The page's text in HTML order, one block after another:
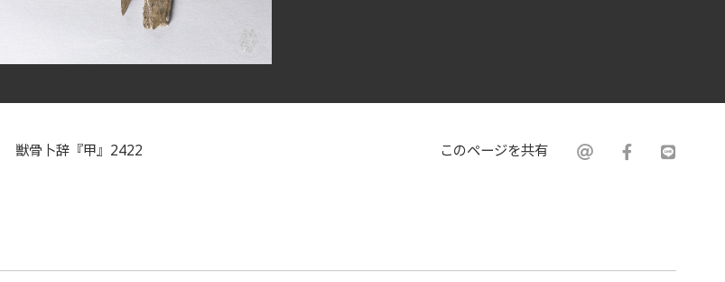
獣骨卜辞『甲』2422 このページを共有